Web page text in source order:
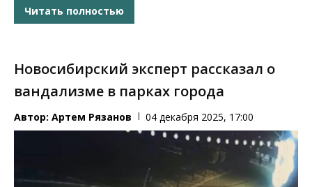
Читать полностью
Новосибирский эксперт рассказал о
вандализме в парках города
Автор: Артем Рязанов 04 декабря 2025, 17:00